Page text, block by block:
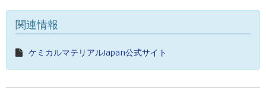
関連情報
ケミカルマテリアルJapan公式サイト